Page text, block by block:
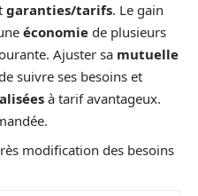
garanties/tarifs. Le gain
économie de plusieurs
Ajuster sa mutuelle
suivre ses besoins et
à tarif avantageux.
modification des besoins